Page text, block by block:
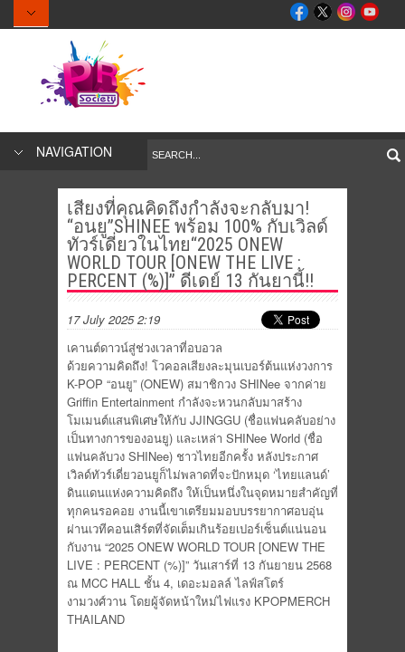
NAVIGATION
เสียงที่คุณคิดถึงกำลังจะกลับมา!
“อนยู”SHINEE พร้อม 100% กับเวิลด์
ทัวร์เดี่ยวในไทย“2025 ONEW
WORLD TOUR [ONEW THE LIVE :
PERCENT (%)]” ดีเดย์ 13 กันยานี้!!
17 July 2025 2:19
เคานต์ดาวน์สู่ช่วงเวลาที่อบอวล
ด้วยความคิดถึง! โวคอลเสียงละมุนเบอร์ต้นแห่งวงการ
K-POP “อนยู” (ONEW) สมาชิกวง SHINee จากค่าย
Griffin Entertainment กำลังจะหวนกลับมาสร้าง
โมเมนต์แสนพิเศษให้กับ JJINGGU (ชื่อแฟนคลับอย่าง
เป็นทางการของอนยู) และเหล่า SHINee World (ชื่อ
แฟนคลับวง SHINee) ชาวไทยอีกครั้ง หลังประกาศ
เวิลด์ทัวร์เดี่ยวอนยูก็ไม่พลาดที่จะปักหมุด ‘ไทยแลนด์’
ดินแดนแห่งความคิดถึง ให้เป็นหนึ่งในจุดหมายสำคัญที่
ทุกคนรอคอย งานนี้เขาเตรียมมอบบรรยากาศอบอุ่น
ผ่านเวทีคอนเสิร์ตที่จัดเต็มเกินร้อยเปอร์เซ็นต์แน่นอน
กับงาน “2025 ONEW WORLD TOUR [ONEW THE
LIVE : PERCENT (%)]” วันเสาร์ที่ 13 กันยายน 2568
ณ MCC HALL ชั้น 4, เดอะมอลล์ ไลฟ์สโตร์
งามวงศ์วาน โดยผู้จัดหน้าใหม่ไฟแรง KPOPMERCH
THAILAND